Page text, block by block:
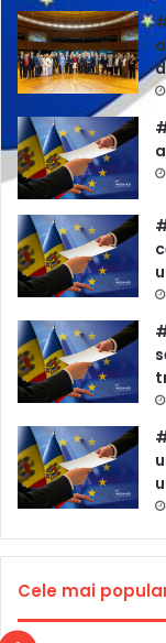
sancțiunii va fi
încheiere prin
Cele mai